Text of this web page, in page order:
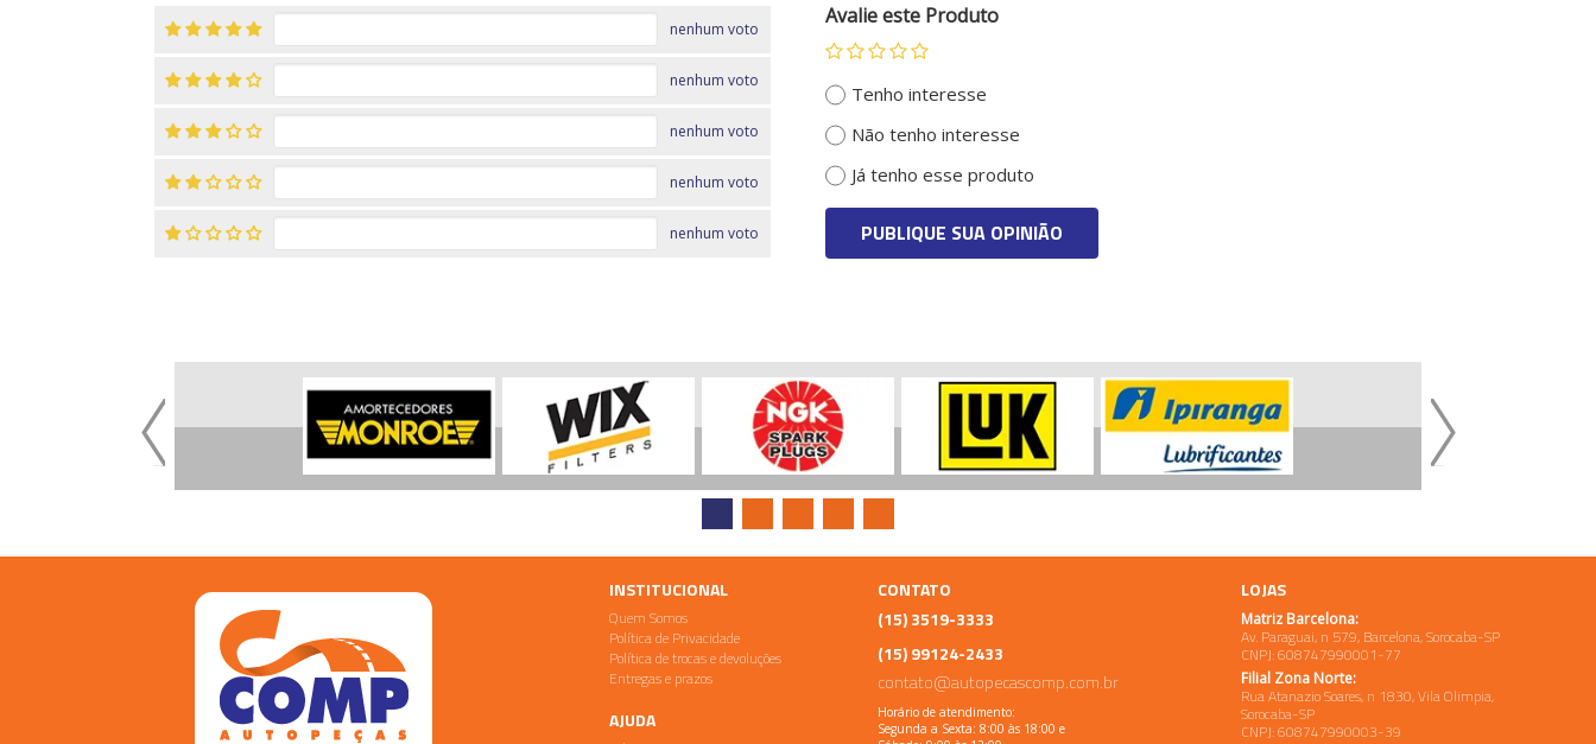
nenhum voto
nenhum voto
nenhum voto
nenhum voto
nenhum voto
Avalie este Produto
Tenho interesse
Não tenho interesse
Já tenho esse produto
PUBLIQUE SUA OPINIÃO
INSTITUCIONAL
Quem Somos
Política de Privacidade
Política de trocas e devoluções
Entregas e prazos
AJUDA
CONTATO
(15) 3519-3333
(15) 99124-2433
contato@autopecascomp.com.br
Horário de atendimento:
Segunda a Sexta: 8:00 às 18:00 e
LOJAS
Matriz Barcelona:
Av. Paraguai, n 579, Barcelona, Sorocaba-SP
CNPJ: 608747990001-77
Filial Zona Norte:
Rua Atanazio Soares, n 1830, Vila Olimpia,
Sorocaba-SP
CNPJ: 608747990003-39